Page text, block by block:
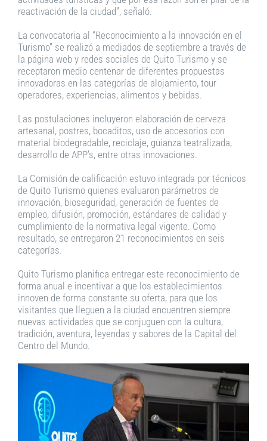
reactivación de la ciudad”, señaló.
La convocatoria al “Reconocimiento a la innovación en el
Turismo” se realizó a mediados de septiembre a través de
la página web y redes sociales de Quito Turismo y se
receptaron medio centenar de diferentes propuestas
innovadoras en las categorías de alojamiento, tour
operadores, experiencias, alimentos y bebidas.
Las postulaciones incluyeron elaboración de cerveza
artesanal, postres, bocaditos, uso de accesorios con
material biodegradable, reciclaje, guianza teatralizada,
desarrollo de APP’s, entre otras innovaciones.
La Comisión de calificación estuvo integrada por técnicos
de Quito Turismo quienes evaluaron parámetros de
innovación, bioseguridad, generación de fuentes de
empleo, difusión, promoción, estándares de calidad y
cumplimiento de la normativa legal vigente. Como
resultado, se entregaron 21 reconocimientos en seis
categorías.
Quito Turismo planifica entregar este reconocimiento de
forma anual e incentivar a que los establecimientos
innoven de forma constante su oferta, para que los
visitantes que lleguen a la ciudad encuentren siempre
nuevas actividades que se conjuguen con la cultura,
tradición, aventura, leyendas y sabores de la Capital del
Centro del Mundo.